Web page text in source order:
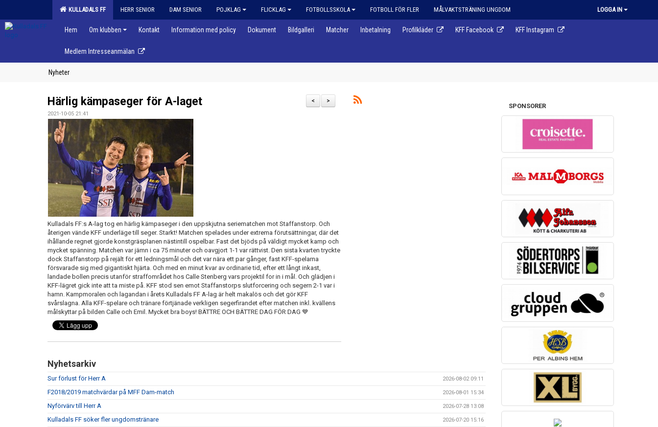
KULLADALS FF HERR SENIOR DAM SENIOR POJKLAG FLICKLAG FOTBOLLSSKOLA FOTBOLL FÖR FLER MÅLVAKTSTRÄNING UNGDOM LOGGA IN
Hem Om klubben Kontakt Information med policy Dokument Bildgalleri Matcher Inbetalning Profilkläder KFF Facebook KFF Instagram
Medlem Intresseanmälan
Nyheter
>
<
Härlig kämpaseger för A-laget
2021-10-05 21:41
Kulladals FF:s A-lag tog en härlig kämpaseger i den uppskjutna seriematchen mot Staffanstorp. Och
återigen vände KFF underläge till seger. Starkt! Matchen spelades under extrema förutsättningar, där det
ihållande regnet gjorde konstgräsplanen nästintill ospelbar. Fast det bjöds på väldigt mycket kamp och
mycket spänning. Matchen var jämn i ca 75 minuter och oavgjort 1-1 var rättvist. Den sista kvarten tryckte
dock Staffanstorp på rejält för ett ledningsmål och det var nära ett par gånger, fast KFF-spelarna
försvarade sig med gigantiskt hjärta. Och med en minut kvar av ordinarie tid, efter ett långt inkast,
landade bollen precis utanför straffområdet hos Calle Stenberg vars projektil for in i mål. Och glädjen i
KFF-lägret gick inte att ta miste på. KFF stod sen emot Staffanstorps slutforcering och segern 2-1 var i
hamn. Kampmoralen och lagandan i årets Kulladals FF A-lag är helt makalös och det gör KFF
svårslagna. Alla KFF-spelare och tränare förtjänade verkligen segerfirandet efter matchen inkl. kvällens
målskyttar på bilden Calle och Emil. Mycket bra boys! BÄTTRE OCH BÄTTRE DAG FÖR DAG 💙
Nyhetsarkiv
Sur förlust för Herr A 2026-08-02 09:11
F2018/2019 matchvärdar på MFF Dam-match 2026-08-01 15:34
Nyförvärv till Herr A 2026-07-28 13:08
Kulladals FF söker fler ungdomstränare 2026-07-20 15:16
SPONSORER